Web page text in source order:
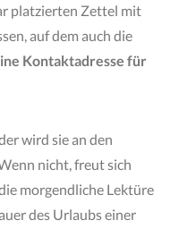
platzierten Zettel mit
auf dem auch die
Kontaktadresse für
wird sie an den
nicht, freut sich
morgendliche Lektüre
des Urlaubs einer